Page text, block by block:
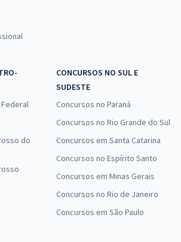
do
CONCURSOS NO SUL E
SUDESTE
Concursos no Paraná
Concursos no Rio Grande do Sul
Concursos em Santa Catarina
Concursos no Espírito Santo
Concursos em Minas Gerais
Concursos no Rio de Janeiro
Concursos em São Paulo